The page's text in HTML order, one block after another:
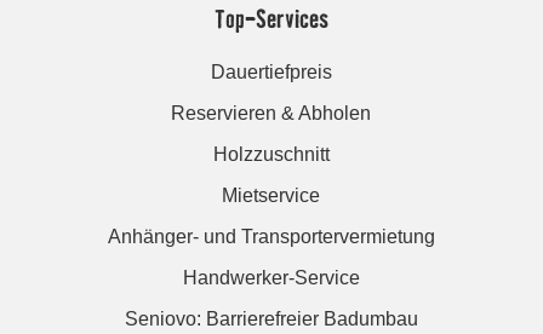
Top-Services
Dauertiefpreis
Reservieren & Abholen
Holzzuschnitt
Mietservice
Anhänger- und Transportervermietung
Handwerker-Service
Seniovo: Barrierefreier Badumbau